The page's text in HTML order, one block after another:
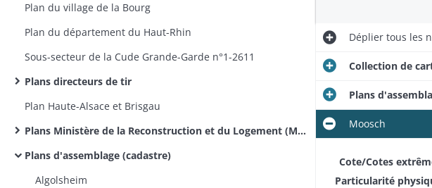
Plan du village de la Bourg
Plan du département du Haut-Rhin
Sous-secteur de la Cude Grande-Garde n°1-2611​
Plans directeurs de tir
Plan Haute-Alsace et Brisgau
Plans Ministère de la Reconstruction et du Logement (MRL)
Plans d'assemblage (cadastre)
Algolsheim
Dépliertous les
Collection de
Plans
Moosch
Cote/Cotes
Particularité